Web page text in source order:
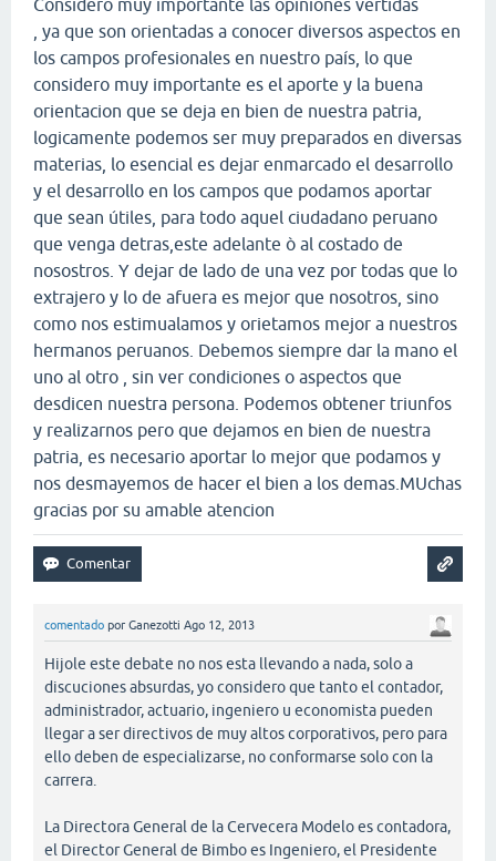
Considero muy importante las opiniones vertidas
, ya que son orientadas a conocer diversos aspectos en
los campos profesionales en nuestro país, lo que
considero muy importante es el aporte y la buena
orientacion que se deja en bien de nuestra patria,
logicamente podemos ser muy preparados en diversas
materias, lo esencial es dejar enmarcado el desarrollo
y el desarrollo en los campos que podamos aportar
que sean útiles, para todo aquel ciudadano peruano
que venga detras,este adelante ò al costado de
nosostros. Y dejar de lado de una vez por todas que lo
extrajero y lo de afuera es mejor que nosotros, sino
como nos estimualamos y orietamos mejor a nuestros
hermanos peruanos. Debemos siempre dar la mano el
uno al otro , sin ver condiciones o aspectos que
desdicen nuestra persona. Podemos obtener triunfos
y realizarnos pero que dejamos en bien de nuestra
patria, es necesario aportar lo mejor que podamos y
nos desmayemos de hacer el bien a los demas.MUchas
gracias por su amable atencion
comentado por Ganezotti Ago 12, 2013
Hijole este debate no nos esta llevando a nada, solo a
discuciones absurdas, yo considero que tanto el contador,
administrador, actuario, ingeniero u economista pueden
llegar a ser directivos de muy altos corporativos, pero para
ello deben de especializarse, no conformarse solo con la
carrera.
La Directora General de la Cervecera Modelo es contadora,
el Director General de Bimbo es Ingeniero, el Presidente